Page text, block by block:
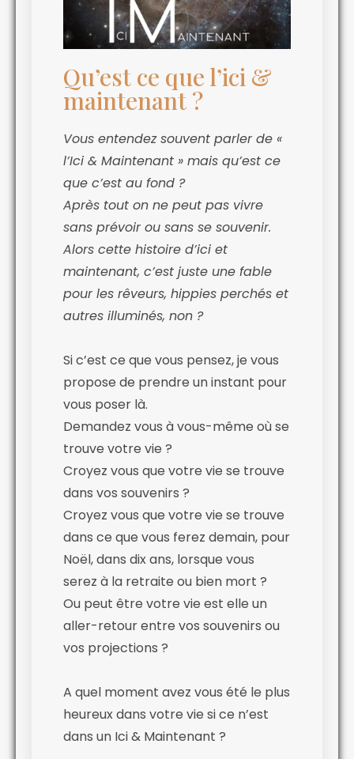
Qu’est ce que l’ici &
maintenant ?
Vous entendez souvent parler de «
l’Ici & Maintenant » mais qu’est ce
que c’est au fond ?
Après tout on ne peut pas vivre
sans prévoir ou sans se souvenir.
Alors cette histoire d’ici et
maintenant, c’est juste une fable
pour les rêveurs, hippies perchés et
autres illuminés, non ?
Si c’est ce que vous pensez, je vous
propose de prendre un instant pour
vous poser là.
Demandez vous à vous-même où se
trouve votre vie ?
Croyez vous que votre vie se trouve
dans vos souvenirs ?
Croyez vous que votre vie se trouve
dans ce que vous ferez demain, pour
Noël, dans dix ans, lorsque vous
serez à la retraite ou bien mort ?
Ou peut être votre vie est elle un
aller-retour entre vos souvenirs ou
vos projections ?
A quel moment avez vous été le plus
heureux dans votre vie si ce n’est
dans un Ici & Maintenant ?